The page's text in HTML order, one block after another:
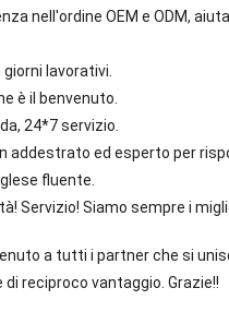
nell'ordine OEM e ODM,
lavorativi.
è il benvenuto.
24*7 servizio.
addestrato ed esperto per
fluente.
Servizio! Siamo sempre i
a tutti i partner che si
reciproco vantaggio. Grazie!!